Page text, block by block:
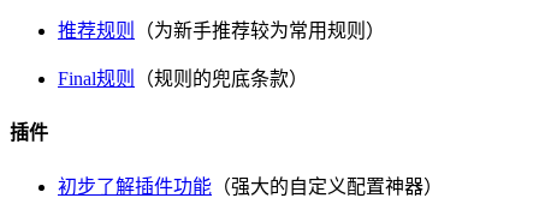
推荐规则 （为新手推荐较为常用规则）
Final规则 （规则的兜底条款）
插件
初步了解插件功能 （强大的自定义配置神器）